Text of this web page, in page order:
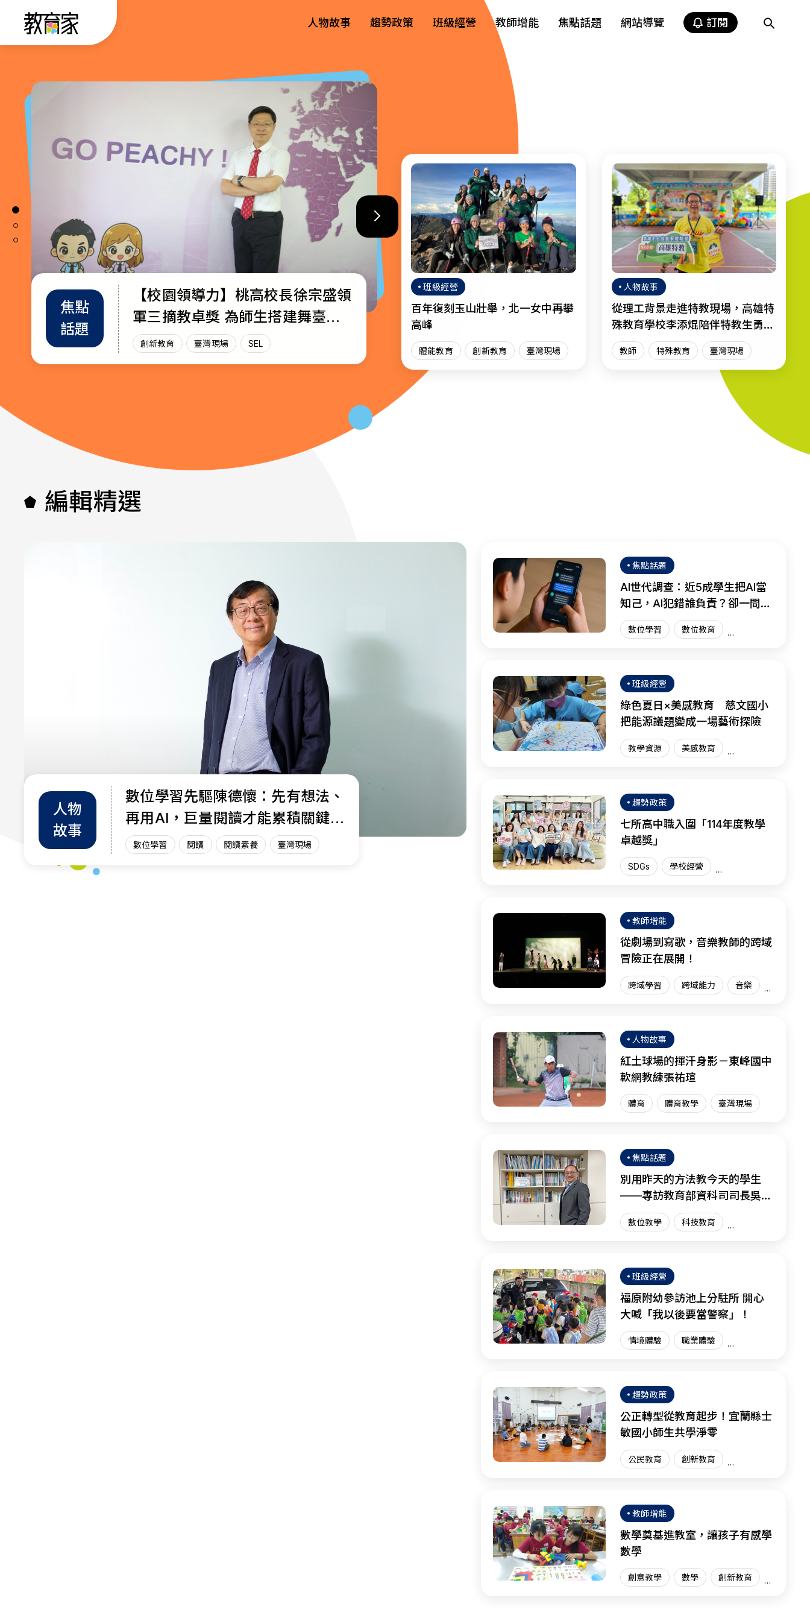
人物故事 趨勢政策 班級經營 教師增能 焦點話題 網站導覽 訂閱
焦點
話題
【校園領導力】桃高校長徐宗盛領
軍三摘教卓獎 為師生搭建舞臺綻
放光芒
創新教育 臺灣現場 SEL
教師
增能
教育部首辦「大專院校通識教育教
師交流工作坊」 共創AI與永續未
來課堂
創新教育 臺灣現場 AI教育
趨勢
政策
退而不休，無私奉獻─教育部公布
115年教育奉獻獎獲獎名單
教師 教育奉獻獎 臺灣現場
班級經營
百年復刻玉山壯舉，北一女中再攀
高峰
體能教育 創新教育 臺灣現場
人物故事
從理工背景走進特教現場，高雄特
殊教育學校李添焜陪伴特教生勇敢
迎向人生
教師 特殊教育 臺灣現場
編輯精選
人物
故事
數位學習先驅陳德懷：先有想法、
再用AI，巨量閱讀才能累積關鍵能
力數位學習 閱讀 閱讀素養 臺灣現場
焦點話題
AI世代調查：近5成學生把AI當
知己，AI犯錯誰負責？卻一問三
不知
數位學習 數位教育
班級經營
綠色夏日×美感教育 慈文國小
把能源議題變成一場藝術探險
教學資源 美感教育
趨勢政策
七所高中職入圍「114年度教學
卓越獎」
SDGs 學校經營
教師增能
從劇場到寫歌，音樂教師的跨域
冒險正在展開！
跨域學習 跨域能力 音樂
人物故事
紅土球場的揮汗身影－東峰國中
軟網教練張祐瑄
體育 體育教學 臺灣現場
焦點話題
別用昨天的方法教今天的學生
——專訪教育部資科司司長吳穎
沺
數位教學 科技教育
臺灣現場
班級經營
福原附幼參訪池上分駐所 開心
大喊「我以後要當警察」！
情境體驗 職業體驗
臺灣現場
趨勢政策
公正轉型從教育起步！宜蘭縣士
敏國小師生共學淨零
公民教育 創新教育
教師增能
數學奠基進教室，讓孩子有感學
數學
創意教學 數學 創新教育